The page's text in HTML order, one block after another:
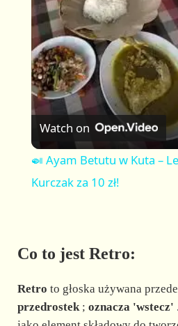
a
y
V
i
o
Watch on
🍛 Ayam Betutu w Kuta –
Kurczak za 10 zł!
Co to jest Retro:
Retro to głoska używana
przedrostek; oznacza 'wstecz'